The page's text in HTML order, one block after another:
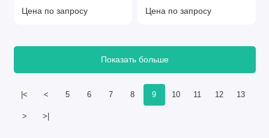
Цена по запросу Цена по запросу
|< < 5 6 7 8 9 10 11 12 13
> >|
Показать больше